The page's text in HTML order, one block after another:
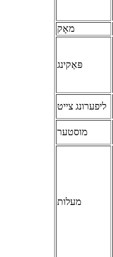
מאָק
פּאַקינג
ליפערונג צייט
מוסטער
מעלות